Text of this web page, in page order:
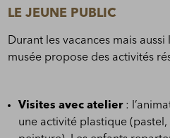
LE JEUNE PUBLIC
Durant les vacances mais
musée propose des activités
Visites avec atelier:
une activité plastique